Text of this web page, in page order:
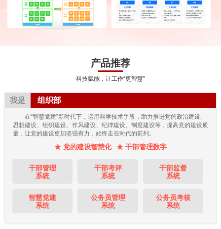
产品推荐
科技赋能，让工作“更智慧”
我是 组织部
在“智慧党建”新时代下，运用科学技术手段，助力推进党的政治建设、
思想建设、组织建设、作风建设、纪律建设、制度建设等，提高党的建设质
量，让党的建设更加坚强有力，始终走在时代的前列。
★ 党的建设智慧化 ★ 干部管理数字
干部管理
系统
干部考评
系统
干部监督
系统
智慧党建
系统
公务员管理
系统
公务员考核
系统